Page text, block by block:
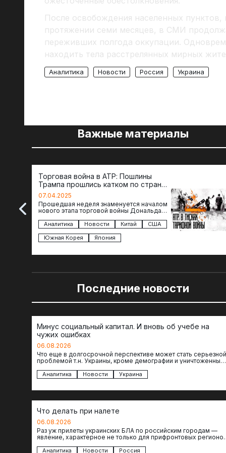
После освобождения населенных
протяжении семи месяцев, в СМИ
переживших полгода оккупации.
находить тела расстрелянных мирных
Аналитика Новости Россия Украина
Важные материалы
Торговая война в АТР: Пошлины
Трампа прошлись катком по странам
региона
07.04.2025
Прошедшая неделя знаменуется началом
нового этапа торговой войны Дональда
импорта из более 100 стран…
Аналитика Новости Китай
США
Южная Корея
Япония
Последние новости
Минус социальный капитал. И вновь об учебе на
чужих ошибках
06.08.2026
Что еще в долгосрочной перспективе может стать серьезной
проблемой т.н. Украины, кроме демографии и уничтоженных
Аналитика Новости Украина
Что делать при налете
06.08.2026
Раз уж прилеты украинских БЛА по российским городам —
явление, характерное не только для прифронтовых
Аналитика Новости Россия